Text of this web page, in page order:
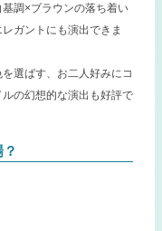
調×ブラウンの落ち着い
ガントにも演出できま
選ばす、お二人好みにコ
の幻想的な演出も好評で